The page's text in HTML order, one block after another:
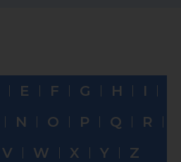
E F G H
I
N O P Q
R
V W X Y Z